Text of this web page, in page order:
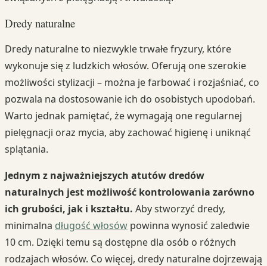
Dredy naturalne
Dredy naturalne to niezwykle trwałe fryzury, które
wykonuje się z ludzkich włosów. Oferują one szerokie
możliwości stylizacji – można je farbować i rozjaśniać, co
pozwala na dostosowanie ich do osobistych upodobań.
Warto jednak pamiętać, że wymagają one regularnej
pielęgnacji oraz mycia, aby zachować higienę i uniknąć
splątania.
Jednym z najważniejszych atutów dredów
naturalnych jest możliwość kontrolowania zarówno
ich grubości, jak i kształtu. Aby stworzyć dredy,
minimalna długość włosów powinna wynosić zaledwie
10 cm. Dzięki temu są dostępne dla osób o różnych
rodzajach włosów. Co więcej, dredy naturalne dojrzewają